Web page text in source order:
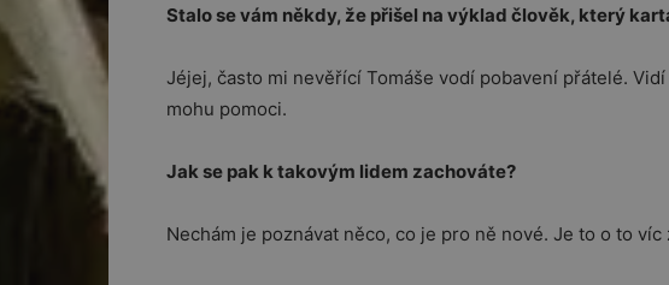
Stalo se vám někdy, že přišel na výklad člověk, který
Jéjej, často mi nevěřící Tomáše vodí pobavení přátelé.
mohu pomoci.
Jak se pak k takovým lidem zachováte?
Nechám je poznávat něco, co je pro ně nové. Je to o to víc